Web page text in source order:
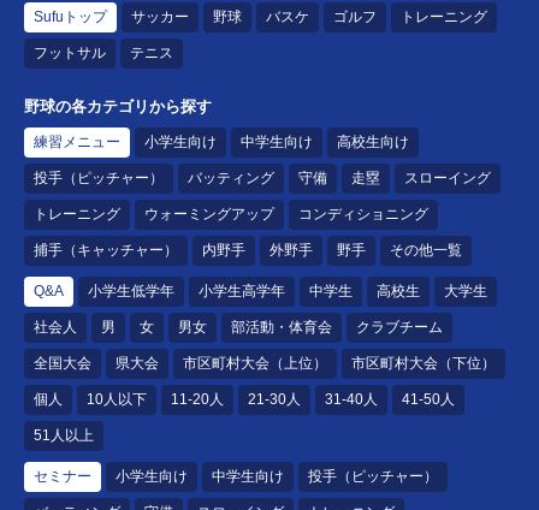
Sufuトップ サッカー 野球 バスケ ゴルフ トレーニング
フットサル テニス
野球の各カテゴリから探す
練習メニュー 小学生向け 中学生向け 高校生向け
投手（ピッチャー） バッティング 守備 走塁 スローイング
トレーニング ウォーミングアップ コンディショニング
捕手（キャッチャー） 内野手 外野手 野手 その他一覧
Q&A 小学生低学年 小学生高学年 中学生 高校生 大学生
社会人 男 女 男女 部活動・体育会 クラブチーム
全国大会 県大会 市区町村大会（上位） 市区町村大会（下位）
個人 10人以下 11-20人 21-30人 31-40人 41-50人
51人以上
セミナー 小学生向け 中学生向け 投手（ピッチャー）